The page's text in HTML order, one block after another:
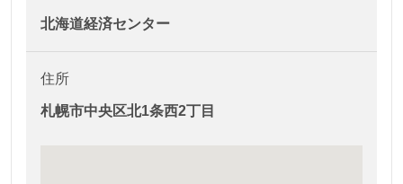
北海道経済センター
住所
札幌市中央区北1条西2丁目